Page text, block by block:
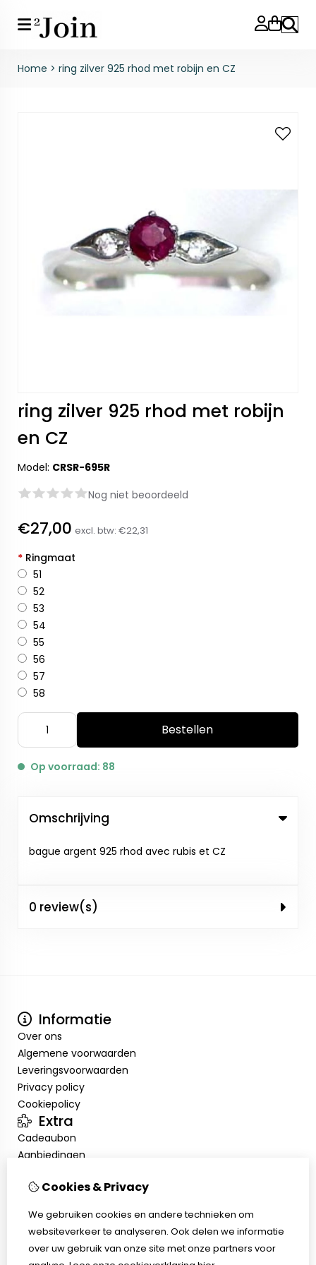
Zoeken
Home > ring zilver 925 rhod met robijn en CZ
ring zilver 925 rhod met robijn
en CZ
Model: CRSR-695R
Nog niet beoordeeld
€27,00 excl. btw: €22,31
* Ringmaat
51
52
53
54
55
56
57
58
Bestellen
Op voorraad: 88
Omschrijving
bague argent 925 rhod avec rubis et CZ
0 review(s)
Informatie
Over ons
Algemene voorwaarden
Leveringsvoorwaarden
Privacy policy
Cookiepolicy
Extra
Cadeaubon
Aanbiedingen
Inloggen
Verlanglijst
Klantenservice
Cookies & Privacy
We gebruiken cookies en andere technieken om
websiteverkeer te analyseren. Ook delen we informatie
over uw gebruik van onze site met onze partners voor